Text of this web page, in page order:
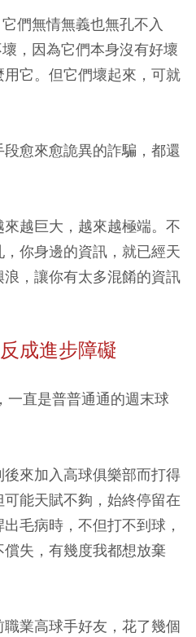
們無情無義也無孔不入
，因為它們本身沒有好壞
它。但它們壞起來，可就
愈來愈詭異的詐騙，都還
越巨大，越來越極端。不
你身邊的資訊，就已經天
，讓你有太多混餚的資訊
成進步障礙
直是普普通通的週末球
來加入高球俱樂部而打得
能天賦不夠，始終停留在
毛病時，不但打不到球，
失，有幾度我都想放棄
業高球手好友，花了幾個